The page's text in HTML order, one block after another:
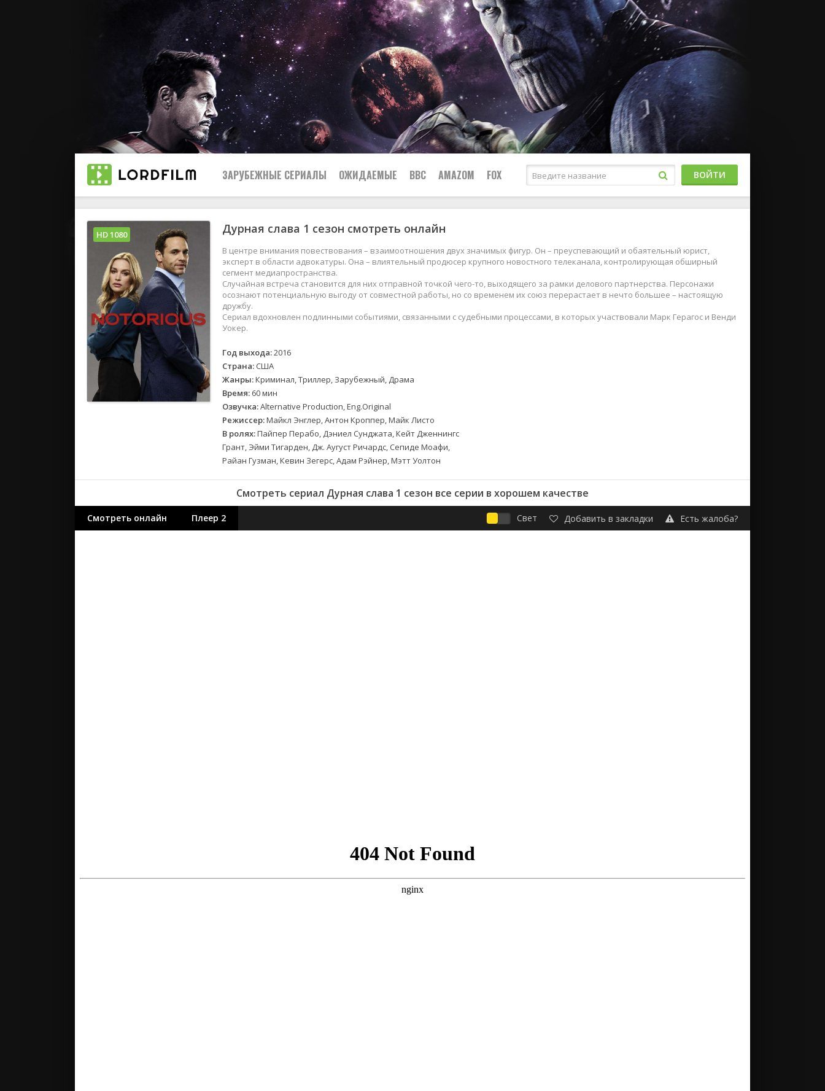
ЗАРУБЕЖНЫЕ СЕРИАЛЫ
Все
2019
2018
2017
Великобритания
Германия
Корея Южная
Канада
Индия
Франция
Боевики
Детективы
Исторические
Военные
Спортивные
ОЖИДАЕМЫЕ BBC AMAZOM FOX ВОЙТИ
Дурная слава 1 сезон смотреть онлайн
В центре внимания повествования – взаимоотношения двух значимых фигур. Он – преуспевающий и обаятельный юрист,
эксперт в области адвокатуры. Она – влиятельный продюсер крупного новостного телеканала, контролирующая обширный
сегмент медиапространства.
Случайная встреча становится для них отправной точкой чего-то, выходящего за рамки делового партнерства. Персонажи
осознают потенциальную выгоду от совместной работы, но со временем их союз перерастает в нечто большее – настоящую
дружбу.
Сериал вдохновлен подлинными событиями, связанными с судебными процессами, в которых участвовали Марк Герагос и Венди
Уокер.
Год выхода:2016
Страна: США
Жанры:Криминал, Триллер, Зарубежный, Драма
Время: 60 мин
Озвучка:Alternative Production, Eng.Original
Режиссер:Майкл Энглер, Антон Кроппер, Майк Листо
В ролях:Пайпер Перабо, Дэниел Сунджата, Кейт Дженнингс
Грант, Эйми Тигарден, Дж. Аугуст Ричардс, Сепиде Моафи,
Райан Гузман, Кевин Зегерс, Адам Рэйнер, Мэтт Уолтон
HD 1080
Смотреть сериал Дурная слава 1 сезон все серии в хорошем качестве
Смотреть онлайн Плеер 2 Свет Добавить в закладки Есть жалоба?